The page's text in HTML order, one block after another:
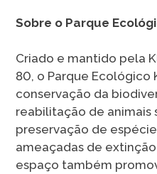
Sobre o Parque
Criado e mantido pela
80, o Parque Ecológico
conservação da
reabilitação de animais
preservação de
ameaçadas de
espaço também